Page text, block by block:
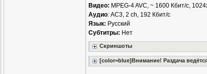
Видео: MPEG-4 AVC, ~ 1600 Кбит/с,
Аудио: AC3, 2 ch, 192 Кбит/с
Язык: Русский
Субтитры: Нет
Скриншоты
[color=blue]Внимание! Раздача